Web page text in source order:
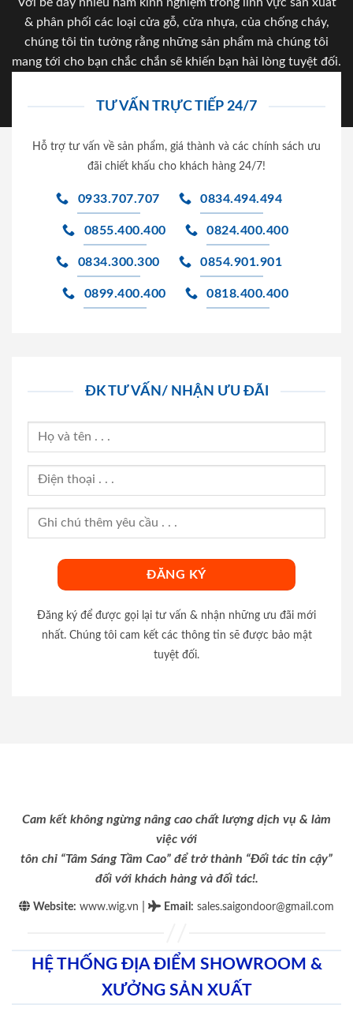
Với bề dày nhiều năm kinh nghiệm trong lĩnh vực sản xuất
& phân phối các loại cửa gỗ, cửa nhựa, của chống cháy,
chúng tôi tin tưởng rằng những sản phẩm mà chúng tôi
mang tới cho bạn chắc chắn sẽ khiến bạn hài lòng tuyệt đối.
TƯ VẤN TRỰC TIẾP 24/7
Hỗ trợ tư vấn về sản phẩm, giá thành và các chính sách ưu
đãi chiết khấu cho khách hàng 24/7!
0933.707.707 0834.494.494
0855.400.400 0824.400.400
0834.300.300 0854.901.901
0899.400.400 0818.400.400
ĐK TƯ VẤN/ NHẬN ƯU ĐÃI
Đăng ký để được gọi lại tư vấn & nhận những ưu đãi mới
nhất. Chúng tôi cam kết các thông tin sẽ được bảo mật
tuyệt đối.
Cam kết không ngừng nâng cao chất lượng dịch vụ & làm
việc với
tôn chỉ “Tâm Sáng Tầm Cao” để trở thành “Đối tác tin cậy”
đối với khách hàng và đối tác!.
Website: www.wig.vn Email : sales.saigondoor@gmail.com
HỆ THỐNG ĐỊA ĐIỂM SHOWROOM &
XƯỞNG SẢN XUẤT